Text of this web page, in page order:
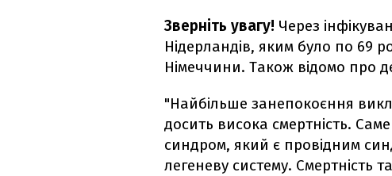
Зверніть увагу! Через
Нідерландів, яким було по 69
Німеччини. Також відомо про
"Найбільше занепокоєння
досить висока смертність.
синдром, який є провідним
легеневу систему. Смертність